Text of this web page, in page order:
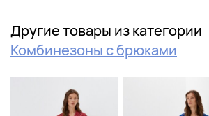
Другие товары из категории
Комбинезоны с брюками